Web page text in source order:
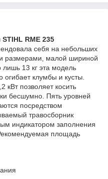
RME 235
себя на небольших
размерами, малой шириной
13 кг эта модель
клумбы и кусты.
кВт позволяет косить
бесшумно. Пять уровней
посредством
травосборник
индикатором заполнения
площадь